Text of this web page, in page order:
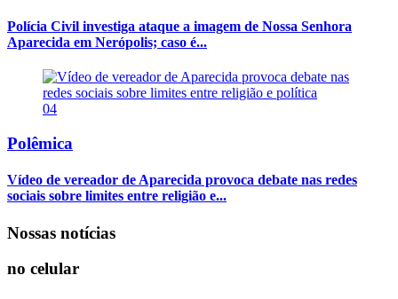
Polícia Civil investiga ataque a imagem de Nossa Senhora
Aparecida em Nerópolis; caso é...
04
Polêmica
Vídeo de vereador de Aparecida provoca debate nas redes
sociais sobre limites entre religião e...
Nossas notícias
no celular